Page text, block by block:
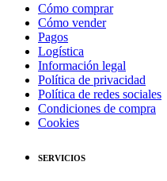
Cómo comprar
Cómo vender
Pagos
Logística
Información legal
Política de privacidad
Política de redes sociales
Condiciones de compra
Cookies
SERVICIOS